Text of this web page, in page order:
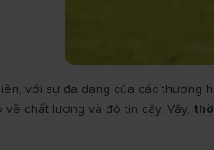
với sự đa dạng của các thương
chất lượng và độ tin cậy. Vậy,